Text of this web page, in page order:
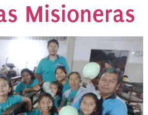
Misioneras